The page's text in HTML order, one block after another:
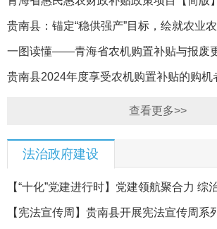
贵南县：锚定“稳供强产”目标，绘就农业
质量发展新图景
一图读懂——青海省农机购置补贴与报废
策
贵南县2024年度享受农机购置补贴的购机
查看更多>>
法治政府建设
【“十化”党建进行时】党建领航聚合力 综
谱新篇
【宪法宣传周】贵南县开展宪法宣传周系